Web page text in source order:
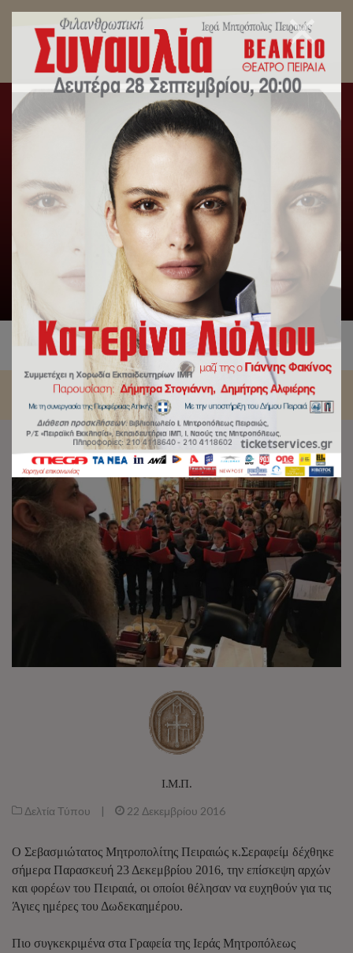
Κάλαντα και ευχές άκουσε ο Σεβασμιώτατος
Μητροπολίτης Πειραιώς κ.Σεραφείμ
Αρχική / Δελτία Τύπου /
Κάλαντα και ευχές άκουσε ο
Σεβασμιώτατος Μητροπολίτης Πειραιώς κ.Σεραφείμ
Ι.Μ.Π.
Δελτία Τύπου | 22 Δεκεμβρίου 2016
Ο Σεβασμιώτατος Μητροπολίτης Πειραιώς κ.Σεραφείμ δέχθηκε
σήμερα Παρασκευή 23 Δεκεμβρίου 2016, την επίσκεψη αρχών
και φορέων του Πειραιά, οι οποίοι θέλησαν να ευχηθούν για τις
Άγιες ημέρες του Δωδεκαημέρου.
Πιο συγκεκριμένα στα Γραφεία της Ιεράς Μητροπόλεως